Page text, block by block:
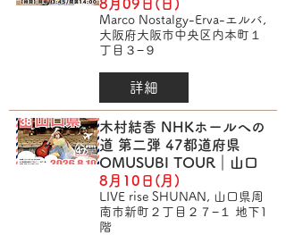
8月09日(日)
Marco Nostalgy-Erva-エルバ,
大阪府大阪市中央区内本町１
丁目３−９
詳細
木村結香 NHKホールへの
道 第二弾 47都道府県
OMUSUBI TOUR｜山口
8月10日(月)
LIVE rise SHUNAN, 山口県周
南市新町２丁目２７−１ 地下1
階